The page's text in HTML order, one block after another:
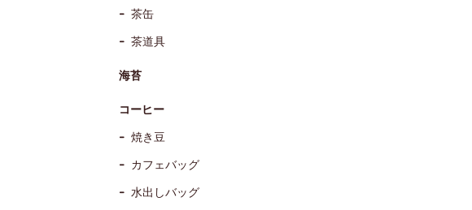
茶缶
茶道具
海苔
コーヒー
焼き豆
カフェバッグ
水出しバッグ